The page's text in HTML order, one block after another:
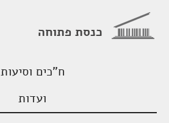
כנסת פתוחה
ח"כים וסיעות
ועדות